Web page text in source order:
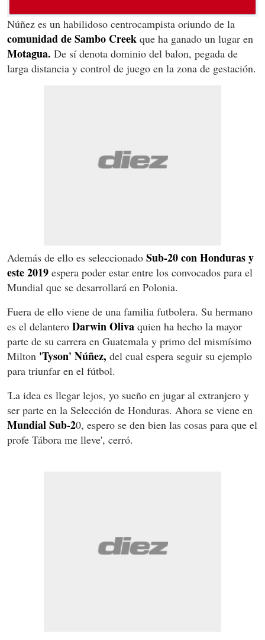
Núñez es un habilidoso centrocampista oriundo de la
comunidad de Sambo Creek que ha ganado un lugar en
Motagua. De sí denota dominio del balon, pegada de
larga distancia y control de juego en la zona de gestación.
Además de ello es seleccionado Sub-20 con Honduras y
este 2019 espera poder estar entre los convocados para el
Mundial que se desarrollará en Polonia.
Fuera de ello viene de una familia futbolera. Su hermano
es el delantero Darwin Oliva quien ha hecho la mayor
parte de su carrera en Guatemala y primo del mismísimo
Milton 'Tyson' Núñez, del cual espera seguir su ejemplo
para triunfar en el fútbol.
'La idea es llegar lejos, yo sueño en jugar al extranjero y
ser parte en la Selección de Honduras. Ahora se viene en
Mundial Sub-20, espero se den bien las cosas para que el
profe Tábora me lleve', cerró.